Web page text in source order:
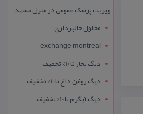
ویزیت پزشک عمومی در منزل مشهد
محلول خالبرداری
exchange montreal
دیگ بخار تا 10% تخفیف
دیگ روغن داغ تا 10% تخفیف
دیگ آبگرم تا 10% تخفیف